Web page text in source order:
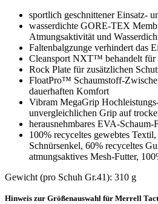
sportlich geschnittener Einsatz-
wasserdichte GORE-TEX
Atmungsaktivität und
Faltenbalgzunge verhindert das
Cleansport NXT™ behandelt für
Rock Plate für zusätzlichen
FloatPro™ Schaumstoff-
dauerhaften Komfort
Vibram MegaGrip
unvergleichlichen Grip auf
herausnehmbares EVA-Schaum-
100% recyceltes gewebtes
Schnürsenkel, 60% recyceltes
atmungsaktives Mesh-Futter,
Gewicht (pro Schuh Gr.41): 310 g
Hinweis zur Größenauswahl für Merrell